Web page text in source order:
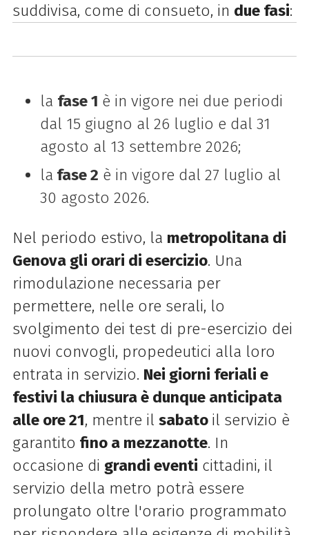
suddivisa, come di consueto, in due fasi:
la fase 1 è in vigore nei due periodi
dal 15 giugno al 26 luglio e dal 31
agosto al 13 settembre 2026;
la fase 2 è in vigore dal 27 luglio al
30 agosto 2026.
Nel periodo estivo, la metropolitana di
Genova gli orari di esercizio. Una
rimodulazione necessaria per
permettere, nelle ore serali, lo
svolgimento dei test di pre-esercizio dei
nuovi convogli, propedeutici alla loro
entrata in servizio. Nei giorni feriali e
festivi la chiusura è dunque anticipata
alle ore 21, mentre il sabato il servizio è
garantito fino a mezzanotte. In
occasione di grandi eventi cittadini, il
servizio della metro potrà essere
prolungato oltre l'orario programmato